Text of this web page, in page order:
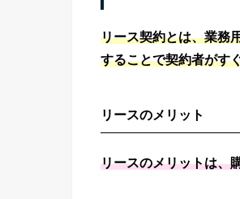
リース契約とは、業務
することで契約者がす
リースのメリット
リースのメリットは、